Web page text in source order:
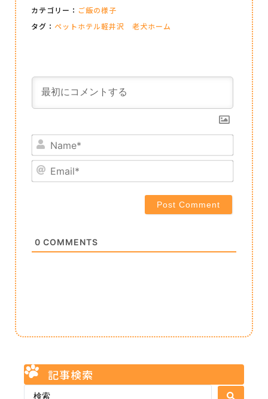
カテゴリー： ご飯の様子
タグ： ペットホテル軽井沢 老犬ホーム
Name*
Email*
0 COMMENTS
記事検索